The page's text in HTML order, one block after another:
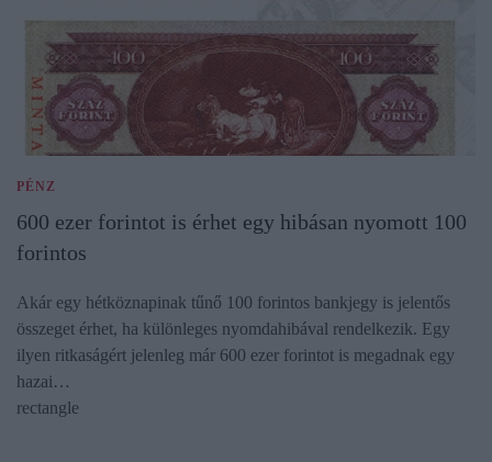
PÉNZ
600 ezer forintot is érhet egy hibásan nyomott 100
forintos
Akár egy hétköznapinak tűnő 100 forintos bankjegy is jelentős
összeget érhet, ha különleges nyomdahibával rendelkezik. Egy
ilyen ritkaságért jelenleg már 600 ezer forintot is megadnak egy
hazai…
rectangle